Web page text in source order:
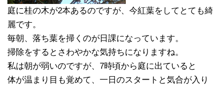
庭に桂の木が2本あるのですが、今紅葉をしてとても綺
麗です。
毎朝、落ち葉を掃くのが日課になっています。
掃除をするとさわやかな気持ちになりますね。
私は朝が弱いのですが、7時頃から庭に出ていると
体が温まり目も覚めて、一日のスタートと気合が入り